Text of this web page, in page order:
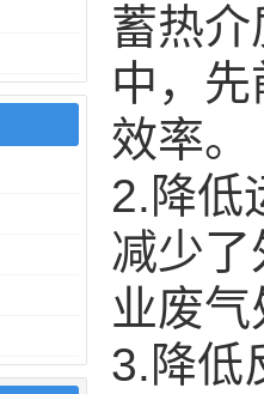
蓄热
中，
效率。
2.降低
减少
业废
3.降低